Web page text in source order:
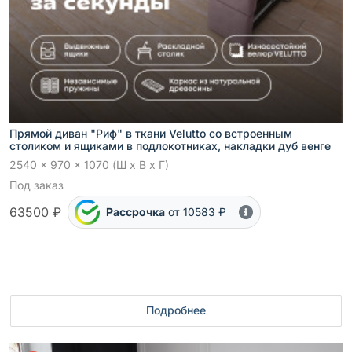
Прямой диван "Риф" в ткани Velutto со встроенным
столиком и ящиками в подлокотниках, накладки дуб венге
2540 x 970 x 1070 (Ш x В x Г)
Под заказ
63500 ₽ Рассрочка от 10583 ₽
Подробнее